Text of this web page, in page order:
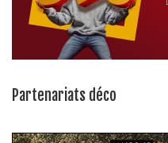
Partenariats déco